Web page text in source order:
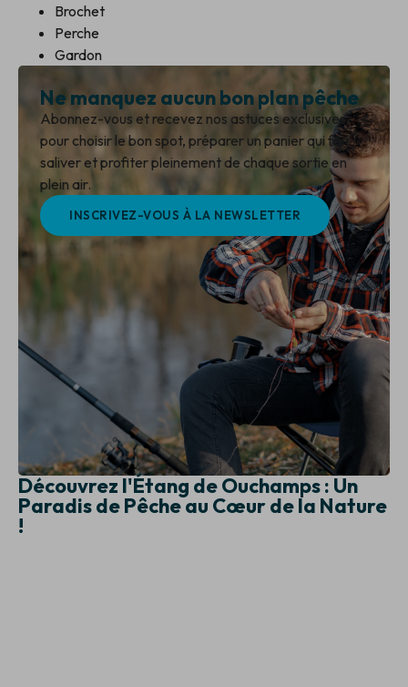
Brochet
Perche
Gardon
Ne manquez aucun bon plan pêche
Abonnez-vous et recevez nos astuces exclusives
pour choisir le bon spot, préparer un panier qui fait
saliver et profiter pleinement de chaque sortie en
plein air.
INSCRIVEZ-VOUS À LA NEWSLETTER
Découvrez l'Étang de Ouchamps : Un
Paradis de Pêche au Cœur de la Nature
!